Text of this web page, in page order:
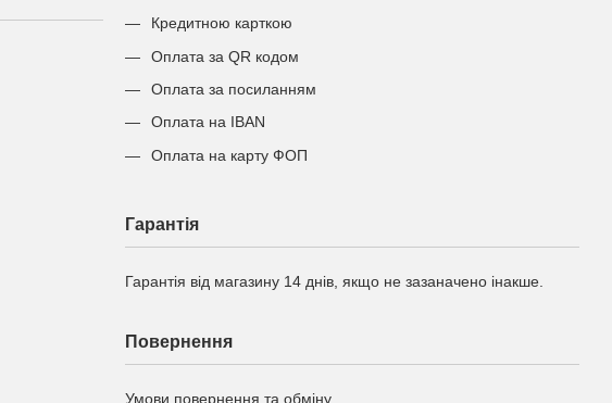
Кредитною карткою
Оплата за QR кодом
Оплата за посиланням
Оплата на IBAN
Оплата на карту ФОП
Гарантія
Гарантія від магазину 14 днів, якщо не зазаначено інакше.
Повернення
Умови повернення та обміну